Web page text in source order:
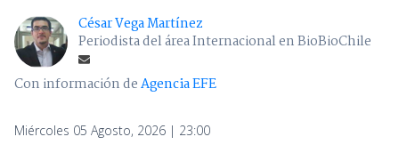
César Vega Martínez
Periodista del área Internacional en BioBioChile
Con información deAgencia EFE
Miércoles 05 Agosto, 2026 | 23:00